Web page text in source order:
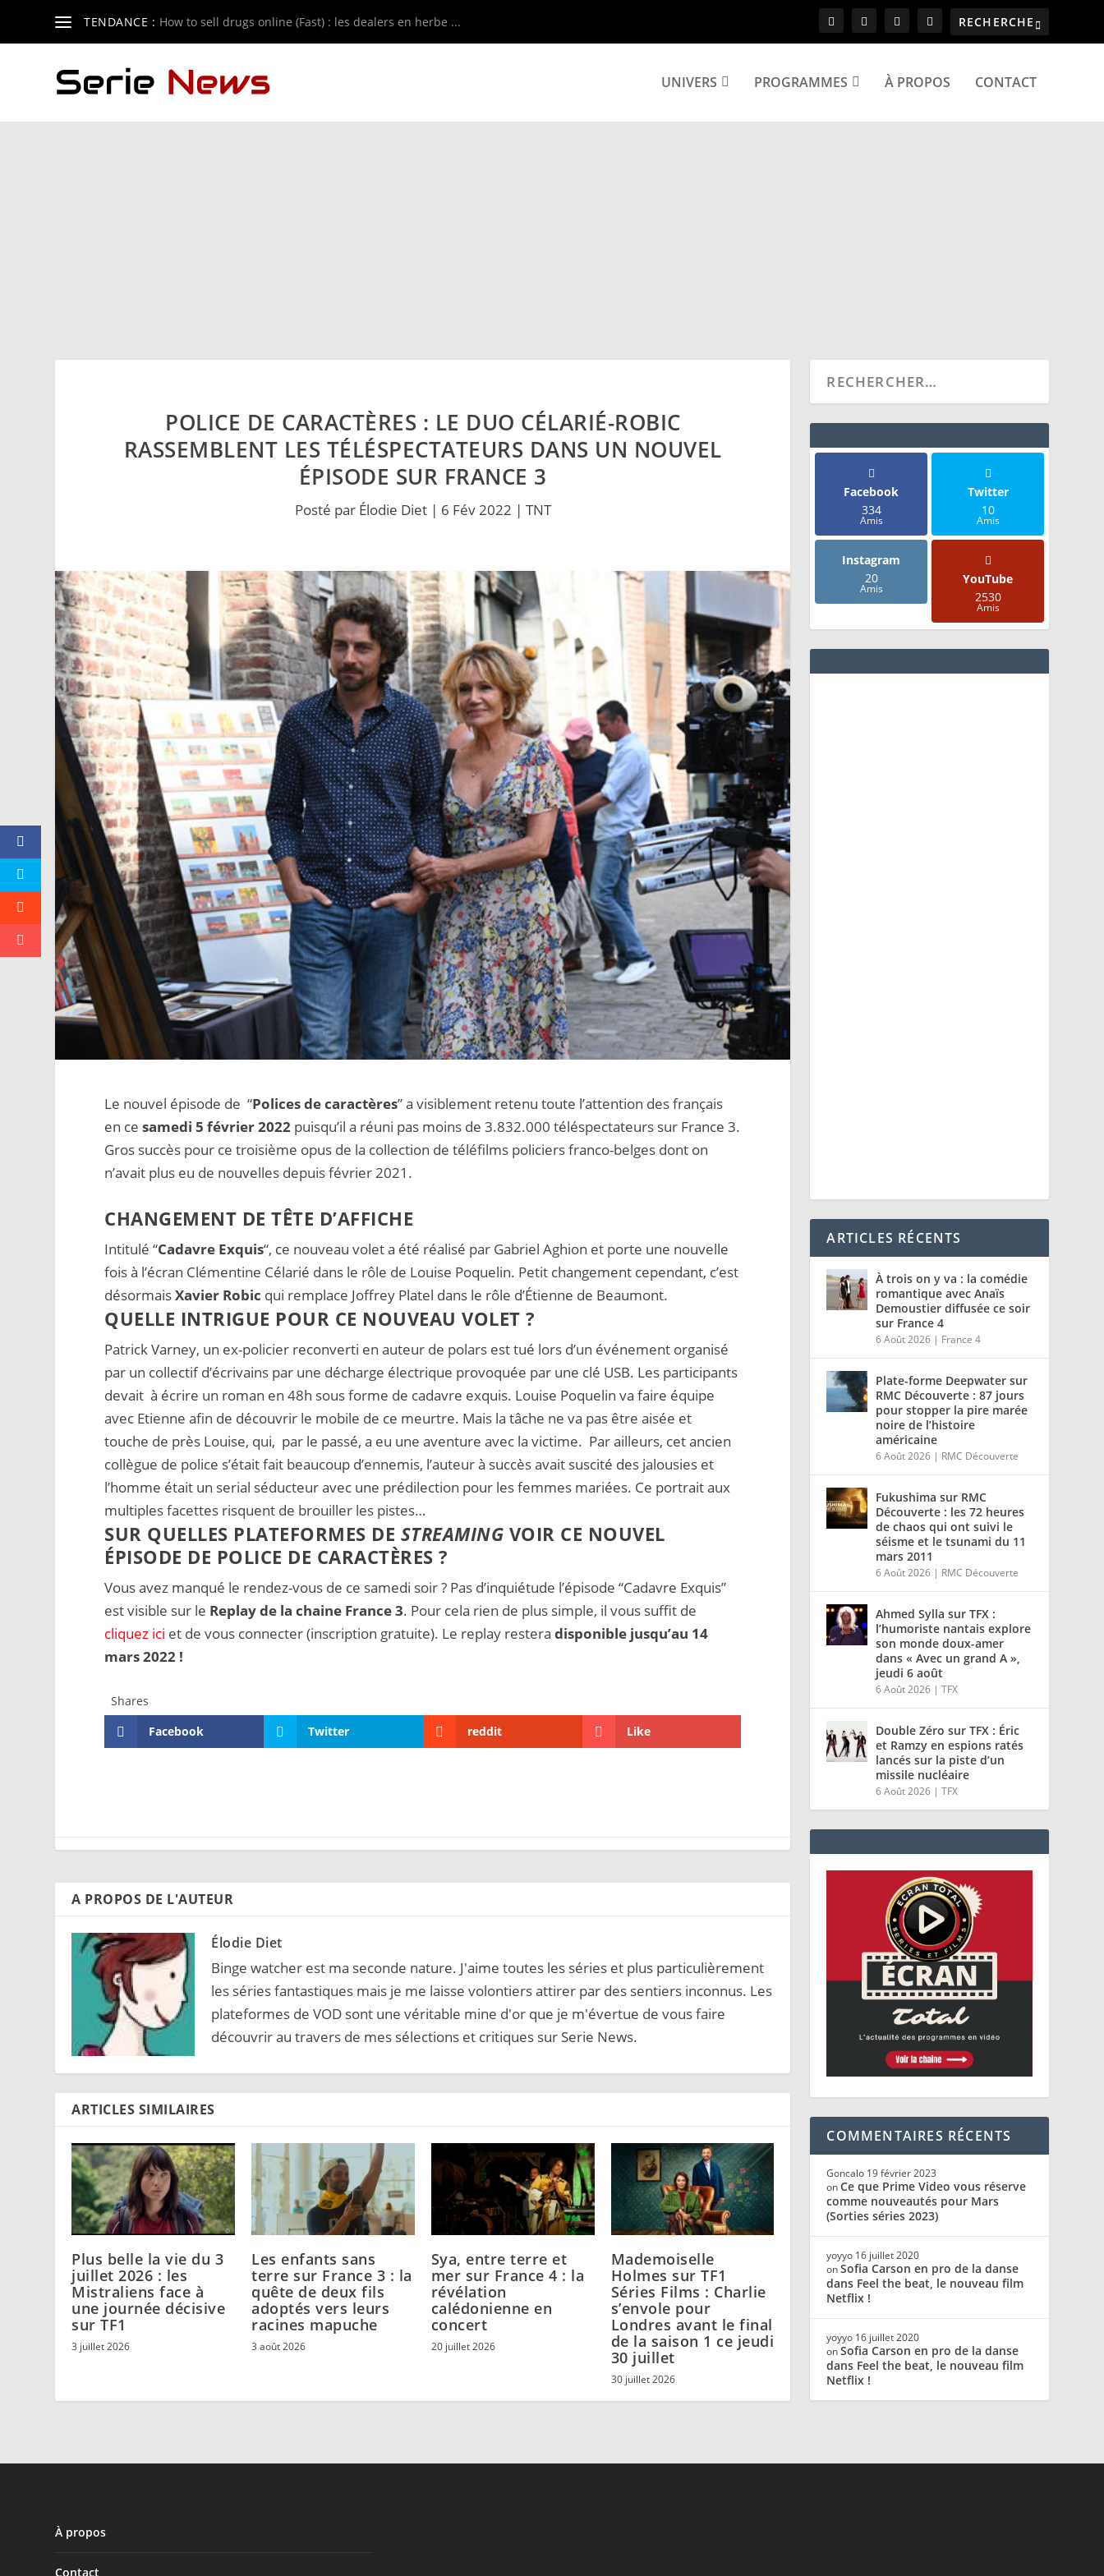
TENDANCE : How to sell drugs online (Fast) : les dealers en herbe ...
UNIVERS PROGRAMMES À PROPOS CONTACT
POLICE DE CARACTÈRES : LE DUO CÉLARIÉ-ROBIC
RASSEMBLENT LES TÉLÉSPECTATEURS DANS UN NOUVEL
ÉPISODE SUR FRANCE 3
Posté par Élodie Diet| 6 Fév 2022 | TNT
Le nouvel épisode de “Polices de caractères” a visiblement retenu toute l’attention des français
en ce samedi 5 février 2022 puisqu’il a réuni pas moins de 3.832.000 téléspectateurs sur France 3.
Gros succès pour ce troisième opus de la collection de téléfilms policiers franco-belges dont on
n’avait plus eu de nouvelles depuis février 2021.
CHANGEMENT DE TÊTE D’AFFICHE
Intitulé “Cadavre Exquis“, ce nouveau volet a été réalisé par Gabriel Aghion et porte une nouvelle
fois à l’écran Clémentine Célarié dans le rôle de Louise Poquelin. Petit changement cependant, c’est
désormaisXavier Robic qui remplace Joffrey Platel dans le rôle d’Étienne de Beaumont.
QUELLE INTRIGUE POUR CE NOUVEAU VOLET ?
Patrick Varney, un ex-policier reconverti en auteur de polars est tué lors d’un événement organisé
par un collectif d’écrivains par une décharge électrique provoquée par une clé USB. Les participants
devait à écrire un roman en 48h sous forme de cadavre exquis. Louise Poquelin va faire équipe
avec Etienne afin de découvrir le mobile de ce meurtre. Mais la tâche ne va pas être aisée et
touche de près Louise, qui, par le passé, a eu une aventure avec la victime. Par ailleurs, cet ancien
collègue de police s’était fait beaucoup d’ennemis, l’auteur à succès avait suscité des jalousies et
l’homme était un serial séducteur avec une prédilection pour les femmes mariées. Ce portrait aux
multiples facettes risquent de brouiller les pistes…
SUR QUELLES PLATEFORMES DE STREAMING VOIR CE NOUVEL
ÉPISODE DE POLICE DE CARACTÈRES ?
Vous avez manqué le rendez-vous de ce samedi soir ? Pas d’inquiétude l’épisode “Cadavre Exquis”
est visible sur le Replay de la chaine France 3. Pour cela rien de plus simple, il vous suffit de
cliquez ici et de vous connecter (inscription gratuite). Le replay resteradisponible jusqu’au 14
mars 2022 !
Shares
Facebook
Twitter reddit Like
A PROPOS DE L'AUTEUR
Élodie Diet
Binge watcher est ma seconde nature. J'aime toutes les séries et plus particulièrement
les séries fantastiques mais je me laisse volontiers attirer par des sentiers inconnus. Les
plateformes de VOD sont une véritable mine d'or que je m'évertue de vous faire
découvrir au travers de mes sélections et critiques sur Serie News.
ARTICLES SIMILAIRES
Plus belle la vie du 3
juillet 2026 : les
Mistraliens face à
une journée décisive
sur TF1
3 juillet 2026
Les enfants sans
terre sur France 3 : la
quête de deux fils
adoptés vers leurs
racines mapuche
3 août 2026
Sya, entre terre et
mer sur France 4 : la
révélation
calédonienne en
concert
20 juillet 2026
Mademoiselle
Holmes sur TF1
Séries Films : Charlie
s’envole pour
Londres avant le final
de la saison 1 ce jeudi
30 juillet
30 juillet 2026
Facebook
334
Amis
Twitter
10
Amis
Instagram
20
Amis
YouTube
2530
Amis
ARTICLES RÉCENTS
À trois on y va : la comédie
romantique avec Anaïs
Demoustier diffusée ce soir
sur France 4
6 Août 2026 | France 4
Plate-forme Deepwater sur
RMC Découverte : 87 jours
pour stopper la pire marée
noire de l’histoire
américaine
6 Août 2026 | RMC Découverte
Fukushima sur RMC
Découverte : les 72 heures
de chaos qui ont suivi le
séisme et le tsunami du 11
mars 2011
6 Août 2026 | RMC Découverte
Ahmed Sylla sur TFX :
l’humoriste nantais explore
son monde doux-amer
dans « Avec un grand A »,
jeudi 6 août
6 Août 2026 |TFX
Double Zéro sur TFX : Éric
et Ramzy en espions ratés
lancés sur la piste d’un
missile nucléaire
6 Août 2026 |TFX
COMMENTAIRES RÉCENTS
Goncalo 19 février 2023
onCe que Prime Video vous réserve
comme nouveautés pour Mars
(Sorties séries 2023)
yoyyo 16 juillet 2020
onSofia Carson en pro de la danse
dans Feel the beat, le nouveau film
Netflix !
yoyyo 16 juillet 2020
onSofia Carson en pro de la danse
dans Feel the beat, le nouveau film
Netflix !
À propos
Contact